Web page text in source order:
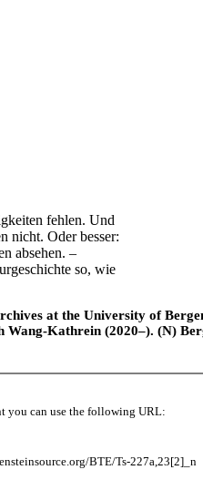
fehlen. Und
nicht. Oder besser:
absehen. –
so, wie
at the University of
Wang-Kathrein (2020–). (N)
you can use the following URL:
BTE/Ts-227a,23[2]_n